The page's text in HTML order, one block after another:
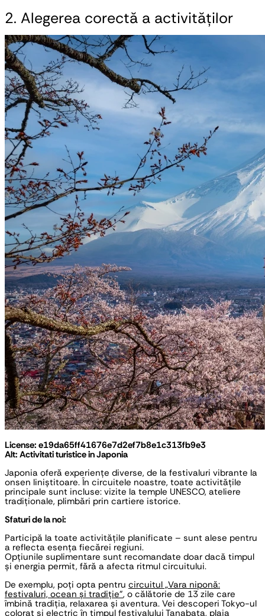
2. Alegerea corectă a activităților
License: e19da65ff41676e7d2ef7b8e1c313fb9e3
Alt: Activitati turistice in Japonia
Japonia oferă experiențe diverse, de la festivaluri vibrante la
onsen liniștitoare. În circuitele noastre, toate activitățile
principale sunt incluse: vizite la temple UNESCO, ateliere
tradiționale, plimbări prin cartiere istorice.
Sfaturi de la noi:
Participă la toate activitățile planificate – sunt alese pentru
a reflecta esența fiecărei regiuni.
Opțiunile suplimentare sunt recomandate doar dacă timpul
și energia permit, fără a afecta ritmul circuitului.
De exemplu, poți opta pentru circuitul „Vara niponă:
festivaluri, ocean și tradiție”, o călătorie de 13 zile care
îmbină tradiția, relaxarea și aventura. Vei descoperi Tokyo-ul
colorat și electric în timpul festivalului Tanabata, plaja